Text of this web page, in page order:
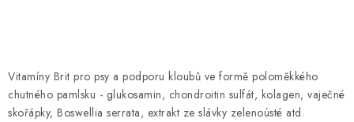
Podmínky ochrany osobních údajů
Vitamíny Brit pro psy a podporu kloubů ve formě poloměkkého
chutného pamlsku - glukosamin, chondroitin sulfát, kolagen, vaječné
skořápky, Boswellia serrata, extrakt ze slávky zelenoústé atd.